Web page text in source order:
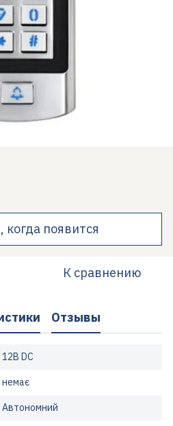
появится
К сравнению
Отзывы
12В DC
немає
Автономний